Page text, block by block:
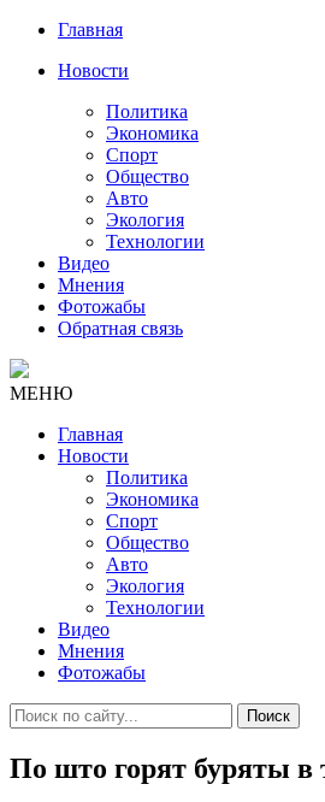
Главная
Новости
Политика
Экономика
Спорт
Общество
Авто
Экология
Технологии
Видео
Мнения
Фотожабы
Обратная связь
МЕНЮ
Главная
Новости
Политика
Экономика
Спорт
Общество
Авто
Экология
Технологии
Видео
Мнения
Фотожабы
Поиск
По што горят буряты в